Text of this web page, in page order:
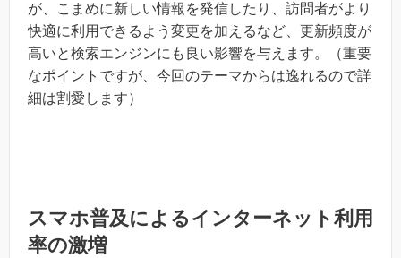
が、こまめに新しい情報を発信したり、訪問者がより
快適に利用できるよう変更を加えるなど、更新頻度が
高いと検索エンジンにも良い影響を与えます。（重要
なポイントですが、今回のテーマからは逸れるので詳
細は割愛します）
スマホ普及によるインターネット利用
率の激増